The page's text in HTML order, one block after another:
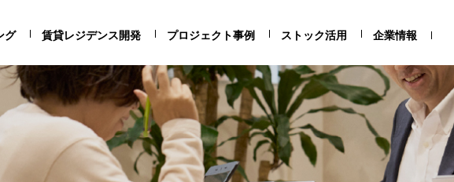
グ 賃貸レジデンス開発 プロジェクト事例 ストック活用 企業情報